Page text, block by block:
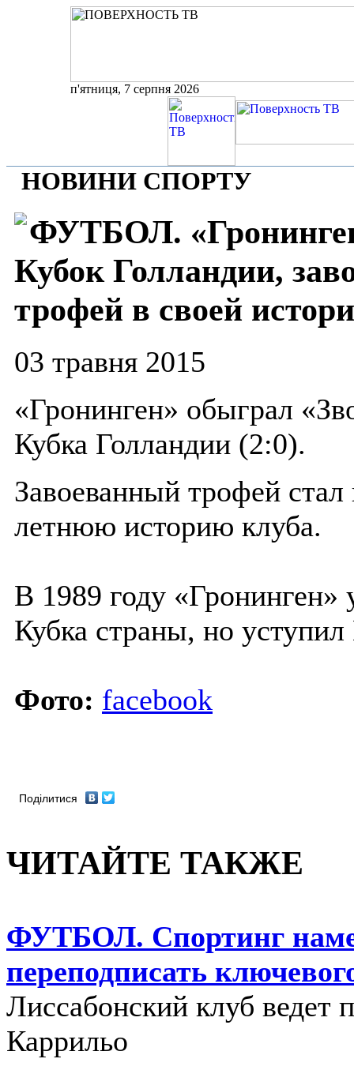
п'ятниця, 7 серпня 2026
НОВИНИ СПОРТУ
ФУТБОЛ.
Кубок Голландии,
трофей в своей
03 травня 2015
«Гронинген» обыграл
Кубка Голландии (2:0).
Завоеванный трофей
летнюю историю клуба.
В 1989 году «Гронинген»
Кубка страны, но
Фото: facebook
Поділитися
ЧИТАЙТЕ ТАКЖЕ
ФУТБОЛ. Спортинг
переподписать
Лиссабонский клуб ведет
Каррильо